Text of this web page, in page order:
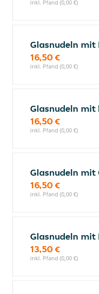
inkl. Pfand (0,00 €)
Glasnudeln mit
16,50 €
inkl. Pfand (0,00 €)
Glasnudeln mit
16,50 €
inkl. Pfand (0,00 €)
Glasnudeln mit
16,50 €
inkl. Pfand (0,00 €)
Glasnudeln mit
13,50 €
inkl. Pfand (0,00 €)